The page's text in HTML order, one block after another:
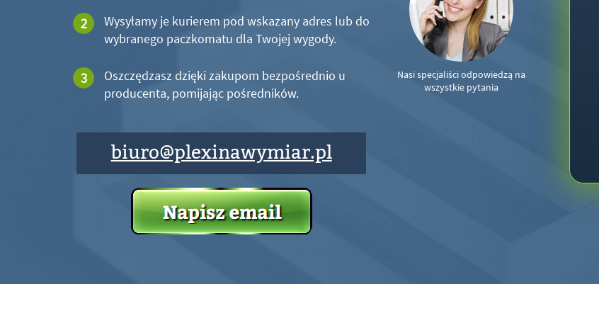
Wysyłamy je kurierem pod wskazany adres lub do
wybranego paczkomatu dla Twojej wygody.
Oszczędzasz dzięki zakupom bezpośrednio u
producenta, pomijając pośredników.
biuro@plexinawymiar.pl
Nasi specjaliści odpowiedzą na
wszystkie pytania